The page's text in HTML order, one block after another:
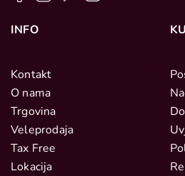
INFO
Kontakt
O nama
Trgovina
Veleprodaja
Tax Free
Lokacija